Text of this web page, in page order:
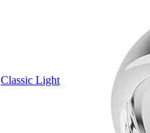
Classic Light